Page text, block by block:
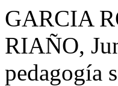
GARCIA
RIAÑO,
pedagogía